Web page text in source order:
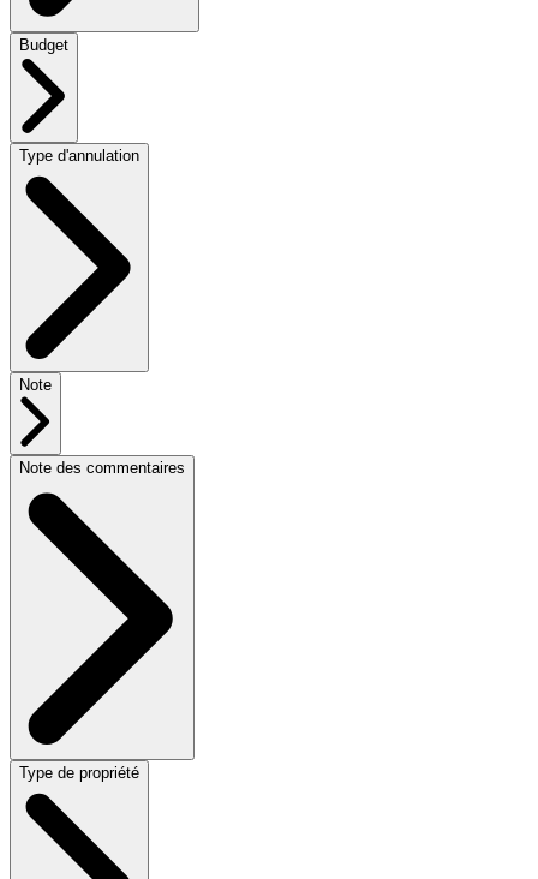
Budget
Type d'annulation
Note
Note des commentaires
Type de propriété